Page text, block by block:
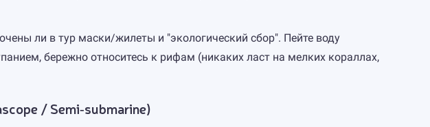
ли в тур маски/жилеты и "экологический сбор". Пейте воду
бережно относитесь к рифам (никаких ласт на мелких кораллах,
/ Semi‑submarine)